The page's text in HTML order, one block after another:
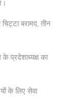
चिट्टा बरामद, तीन
प्रदेशाध्यक्ष का
के लिए सेवा